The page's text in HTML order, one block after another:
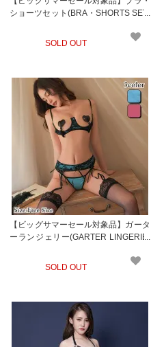
ショーツセット(BRA・SHORTS SET)
SOLD OUT
【ビッグサマーセール対象品】ガータ
ーランジェリー(GARTER LINGERIE)
SOLD OUT